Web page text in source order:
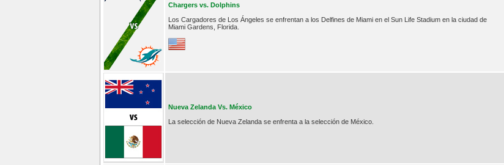
Chargers vs. Dolphins
Los Cargadores de Los Ángeles se enfrentan a los Delfines de Miami en el Sun Life Stadium en la ciudad de
Miami Gardens, Florida.
Nueva Zelanda Vs. México
La selección de Nueva Zelanda se enfrenta a la selección de México.